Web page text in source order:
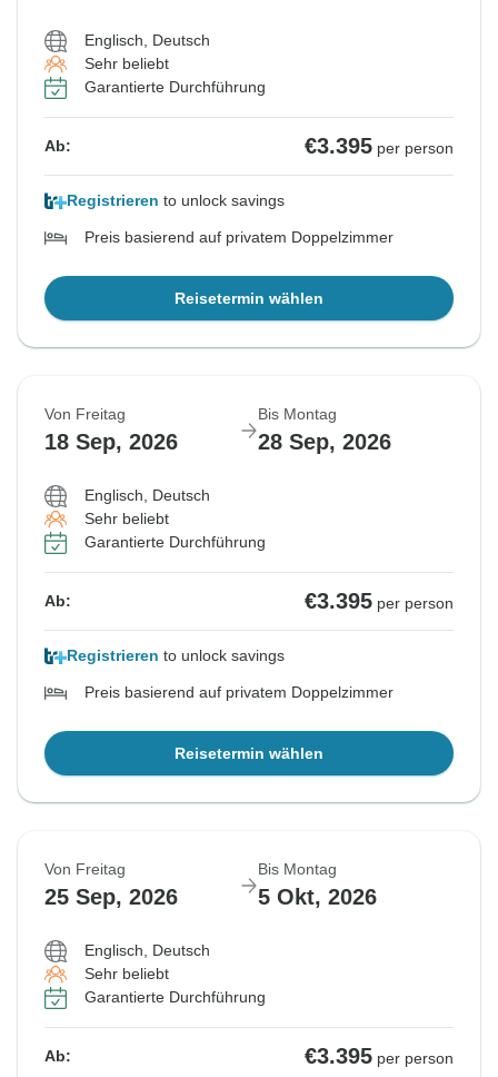
Englisch, Deutsch
Sehr beliebt
Garantierte Durchführung
Ab: €3.395 per person
Registrieren to unlock savings
Preis basierend auf privatem Doppelzimmer
Reisetermin wählen
Von Freitag
18 Sep, 2026
Bis Montag
28 Sep, 2026
Englisch, Deutsch
Sehr beliebt
Garantierte Durchführung
Ab: €3.395 per person
Registrieren to unlock savings
Preis basierend auf privatem Doppelzimmer
Reisetermin wählen
Von Freitag
25 Sep, 2026
Bis Montag
5 Okt, 2026
Englisch, Deutsch
Sehr beliebt
Garantierte Durchführung
Ab: €3.395 per person